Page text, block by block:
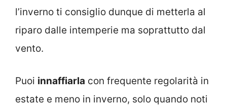
l’inverno ti consiglio dunque di metterla al
riparo dalle intemperie ma soprattutto dal
vento.
Puoi innaffiarla con frequente regolarità in
estate e meno in inverno, solo quando noti